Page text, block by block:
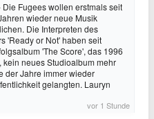
Die Fugees wollen erstmals seit
wieder neue Musik
Die Interpreten des
'Ready or Not' haben seit
'The Score', das 1996
kein neues Studioalbum mehr
der Jahre immer wieder
gelangten. Lauryn
vor 1 Stunde